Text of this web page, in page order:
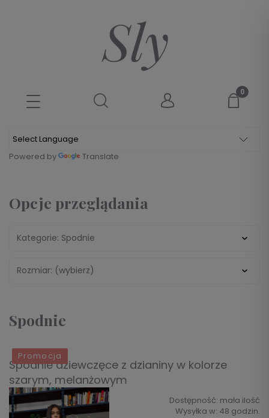
Powered by Translate
Opcje przeglądania
Kategorie: Spodnie
Rozmiar: (wybierz)
Spodnie
Spodnie dziewczęce z dzianiny w kolorze
szarym, melanżowym
Dostępność: mała ilość
Wysyłka w: 48 godzin.
Promocja